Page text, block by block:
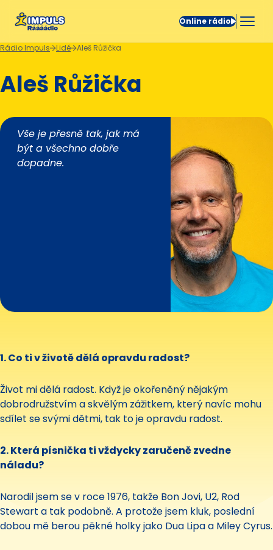
Online rádio
Rádio Impuls Lidé Aleš Růžička
Aleš Růžička
Vše je přesně tak, jak má
být a všechno dobře
dopadne.
1. Co ti v životě dělá opravdu radost?
Život mi dělá radost. Když je okořeněný nějakým
dobrodružstvím a skvělým zážitkem, který navíc mohu
sdílet se svými dětmi, tak to je opravdu radost.
2. Která písnička ti vždycky zaručeně zvedne
náladu?
Narodil jsem se v roce 1976, takže Bon Jovi, U2, Rod
Stewart a tak podobně. A protože jsem kluk, poslední
dobou mě berou pěkné holky jako Dua Lipa a Miley Cyrus.